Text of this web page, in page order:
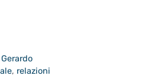
Gerardo
, relazioni